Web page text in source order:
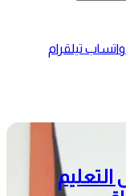
واتساب تيلقرام
التعليم